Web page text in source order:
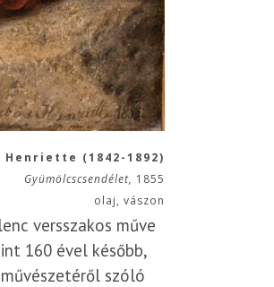
Henriette (1842-1892)
Gyümölcscsendélet, 1855
olaj, vászon
versszakos műve
160 ével később,
szóló